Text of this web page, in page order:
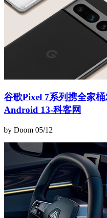
谷歌Pixel 7系列携全家
Android 13-科客网
by Doom 05/12